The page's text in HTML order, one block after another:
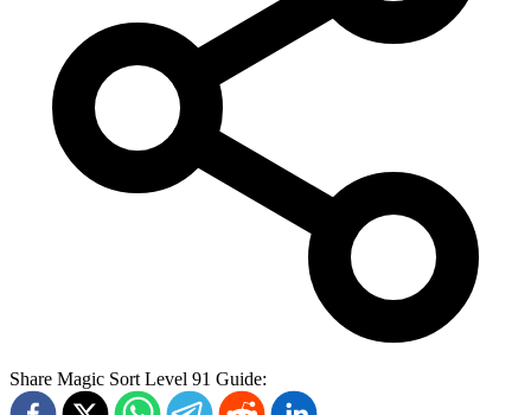
Share Magic Sort Level 91 Guide: